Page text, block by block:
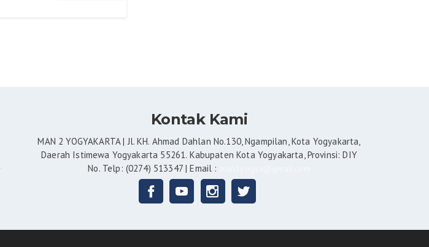
Kontak Kami
MAN 2 YOGYAKARTA | Jl. KH. Ahmad Dahlan No.130, Ngampilan, Kota Yogyakarta,
Daerah Istimewa Yogyakarta 55261. Kabupaten Kota Yogyakarta, Provinsi: DIY
No. Telp: (0274) 513347 | Email :